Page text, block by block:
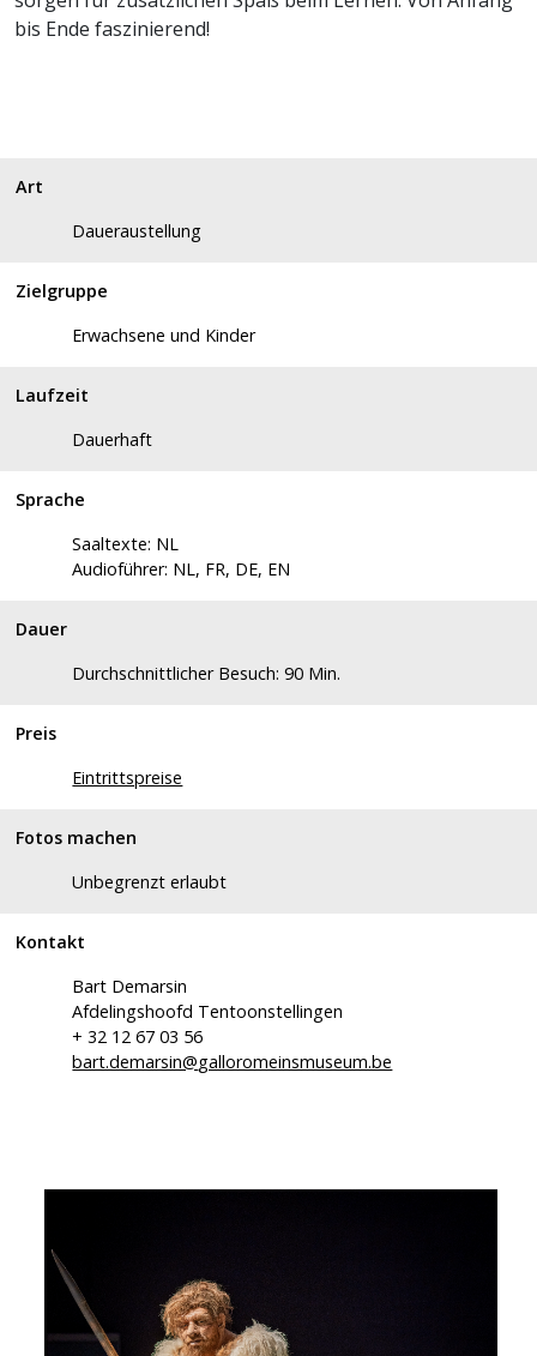
bis Ende faszinierend!
Art
Daueraustellung
Zielgruppe
Erwachsene und Kinder
Laufzeit
Dauerhaft
Sprache
Saaltexte: NL
Audioführer: NL, FR, DE, EN
Dauer
Durchschnittlicher Besuch: 90 Min.
Preis
Eintrittspreise
Fotos machen
Unbegrenzt erlaubt
Kontakt
Bart Demarsin
Afdelingshoofd Tentoonstellingen
+ 32 12 67 03 56
bart.demarsin@galloromeinsmuseum.be